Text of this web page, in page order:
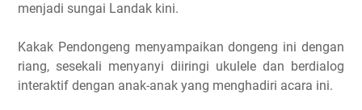
menjadi sungai Landak kini.
Kakak Pendongeng menyampaikan dongeng ini dengan
riang, sesekali menyanyi diiringi ukulele dan berdialog
interaktif dengan anak-anak yang menghadiri acara ini.